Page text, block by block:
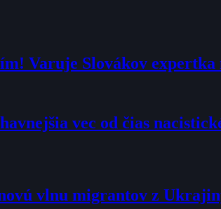
Varuje Slovákov
vec od čias
vlnu migrantov z